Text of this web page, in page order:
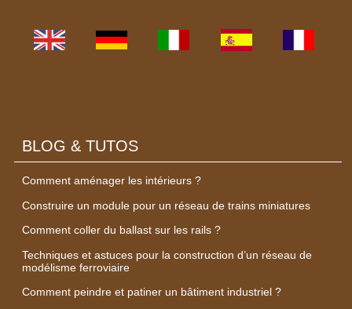
BLOG & TUTOS
Comment aménager les intérieurs ?
Construire un module pour un réseau de trains miniatures
Comment coller du ballast sur les rails ?
Techniques et astuces pour la construction d’un réseau de
modélisme ferroviaire
Comment peindre et patiner un bâtiment industriel ?